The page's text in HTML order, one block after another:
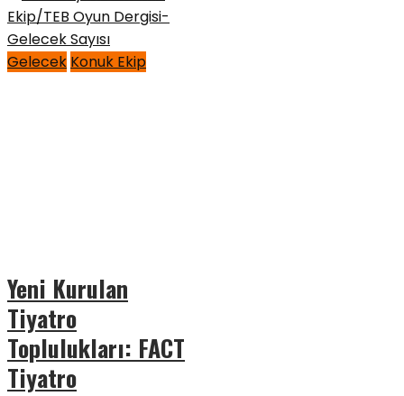
Gelecek Konuk Ekip
Yeni Kurulan
Tiyatro
Toplulukları: FACT
Tiyatro